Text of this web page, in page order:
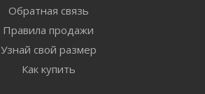
Обратная связь
Правила продажи
Узнай свой размер
Как купить